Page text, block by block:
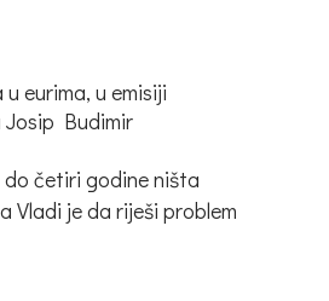
eurima, u emisiji
Budimir
do četiri godine ništa
Vladi je da riješi problem